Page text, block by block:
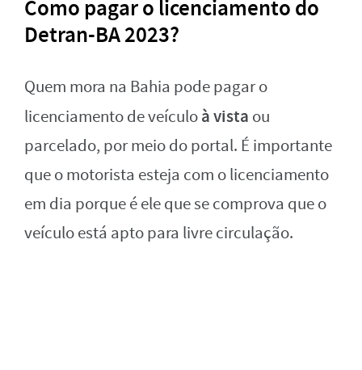
Como pagar o licenciamento do
Detran-BA 2023?
Quem mora na Bahia pode pagar o
licenciamento de veículoà vista ou
parcelado, por meio do portal. É importante
que o motorista esteja com o licenciamento
em dia porque é ele que se comprova que o
veículo está apto para livre circulação.